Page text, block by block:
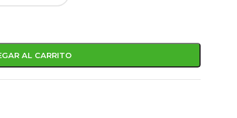
AL CARRITO